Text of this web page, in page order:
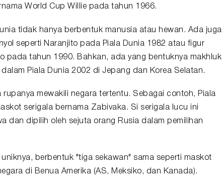
World Cup Willie pada tahun 1966.
tidak hanya berbentuk manusia atau hewan. Ada juga
seperti Naranjito pada Piala Dunia 1982 atau figur
pada tahun 1990. Bahkan, ada yang bentuknya makhluk
Piala Dunia 2002 di Jepang dan Korea Selatan.
rupanya mewakili negara tertentu. Sebagai contoh, Piala
serigala bernama Zabivaka. Si serigala lucu ini
dan dipilih oleh sejuta orang Rusia dalam pemilihan
uniknya, berbentuk "tiga sekawan" sama seperti maskot
di Benua Amerika (AS, Meksiko, dan Kanada).